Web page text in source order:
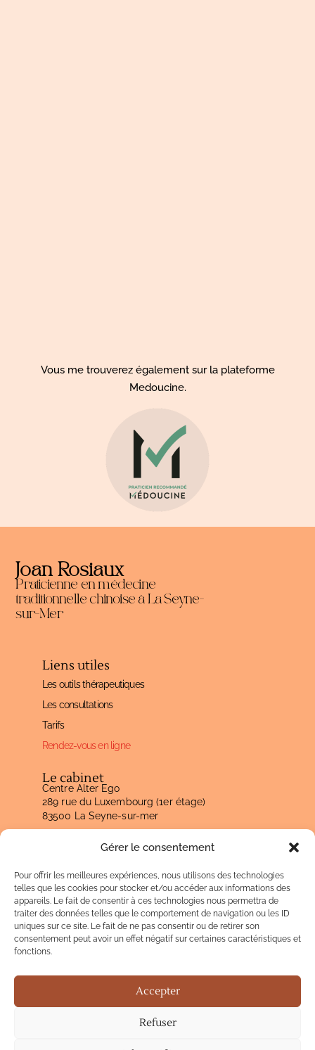
Gérer le consentement
Pour offrir les meilleures expériences, nous utilisons des technologies
telles que les cookies pour stocker et/ou accéder aux informations des
appareils. Le fait de consentir à ces technologies nous permettra de
traiter des données telles que le comportement de navigation ou les ID
uniques sur ce site. Le fait de ne pas consentir ou de retirer son
consentement peut avoir un effet négatif sur certaines caractéristiques et
fonctions.
Accepter
Refuser
Vous me trouverez également sur la plateforme
Medoucine.
Joan Rosiaux
Praticienne en médecine
traditionnelle chinoise à La Seyne-
sur-Mer
Liens utiles
Les outils thérapeutiques
Les consultations
Tarifs
Rendez-vous en ligne
Le cabinet
Centre Alter Ego
289 rue du Luxembourg (1er étage)
83500 La Seyne-sur-mer
Jeudi : 8h30-20h00
Vendredi : 8h30-20h00
Contactez-moi
Mentions légales & politique de confidentialité